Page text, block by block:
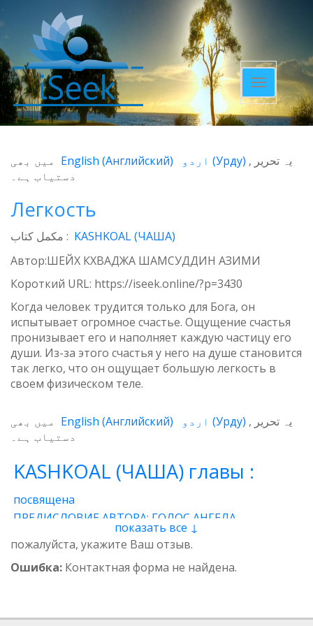
Toggle
navigation
یہ تحریر (Урду)
English (Английский)
میں بھی
دستیاب ہے۔
Легкость
مکمل کتاب : KASHKOAL (ЧАША)
Автор:ШЕЙХ КХВАДЖА ШАМСУДДИН АЗИМИ
Короткий URL: https://iseek.online/?p=3430
Когда человек трудится только для Бога, он
испытывает огромное счастье. Ощущение счастья
пронизывает его и наполняет каждую частицу его
души. Из-за этого счастья у него на душе становится
так легко, что он ощущает большую легкость в
своем физическом теле.
یہ تحریر (Урду)
English (Английский)
میں بھی
دستیاب ہے۔
KASHKOAL (ЧАША) главы :
посвящена
ПРЕДИСЛОВИЕ АВТОРА: ГОЛОС АНГЕЛА
1 - Энергия
2 - Атом 3 - Восток и Запад
4 - Пространственные нити
5 - Звучащая глина
6 - Итог 7 - Качества
8 - وجدان
показать все ↓
пожалуйста, укажите Ваш отзыв.
Ошибка: Контактная форма не найдена.